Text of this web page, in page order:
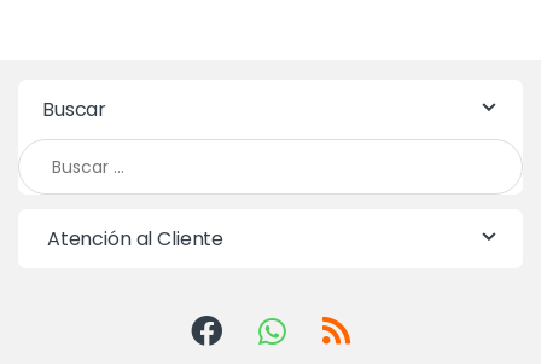
Buscar
Buscar:
Atención al Cliente